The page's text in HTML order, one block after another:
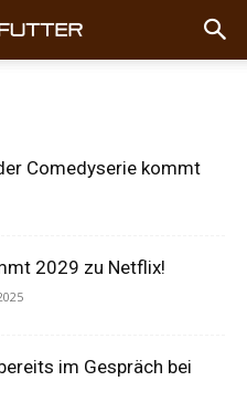
Comedyserie kommt
2029 zu Netflix!
im Gespräch bei